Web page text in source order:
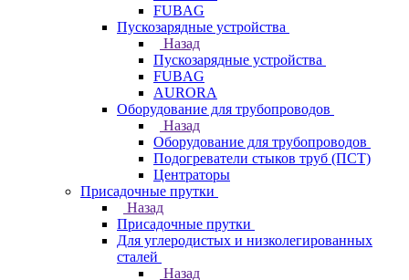
FUBAG
Пускозарядные устройства
Назад
Пускозарядные устройства
FUBAG
AURORA
Оборудование для трубопроводов
Назад
Оборудование для трубопроводов
Подогреватели стыков труб (ПСТ)
Центраторы
Присадочные прутки
Назад
Присадочные прутки
Для углеродистых и низколегированных
сталей
Назад